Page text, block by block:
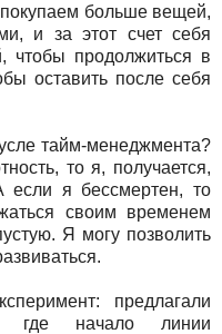
больше вещей,
и за этот счет себя
чтобы продолжиться в
оставить после себя
тайм-менеджмента?
то я, получается,
я бессмертен, то
своим временем
Я могу позволить
предлагали
где начало линии